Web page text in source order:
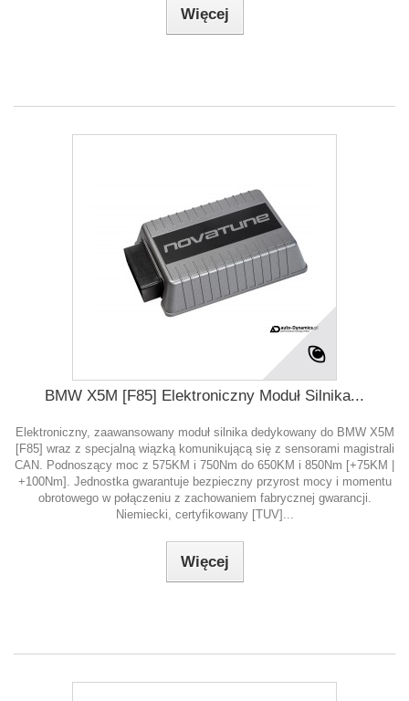
Więcej
BMW X5M [F85] Elektroniczny Moduł Silnika...
Elektroniczny, zaawansowany moduł silnika dedykowany do BMW X5M
[F85] wraz z specjalną wiązką komunikującą się z sensorami magistrali
CAN. Podnoszący moc z 575KM i 750Nm do 650KM i 850Nm [+75KM |
+100Nm]. Jednostka gwarantuje bezpieczny przyrost mocy i momentu
obrotowego w połączeniu z zachowaniem fabrycznej gwarancji.
Niemiecki, certyfikowany [TUV]...
Więcej